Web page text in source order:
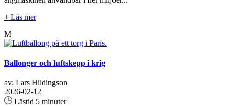
+ Läs mer
M
Ballonger och luftskepp i krig
av: Lars Hildingson
2026-02-12
Lästid 5 minuter